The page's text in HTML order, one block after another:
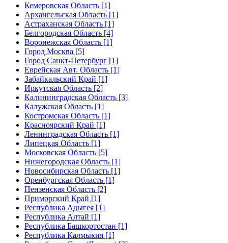
Кемеровская Область [1]
Архангельская Область [1]
Астраханская Область [1]
Белгородская Область [4]
Воронежская Область [1]
Город Москва [5]
Город Санкт-Петербург [1]
Еврейская Авт. Область [1]
Забайкальский Край [1]
Иркутская Область [2]
Калининградская Область [3]
Калужская Область [1]
Костромская Область [1]
Красноярский Край [1]
Ленинградская Область [1]
Липецкая Область [1]
Московская Область [5]
Нижегородская Область [1]
Новосибирская Область [1]
Оренбургская Область [1]
Пензенская Область [2]
Приморский Край [1]
Республика Адыгея [1]
Республика Алтай [1]
Республика Башкортостан [1]
Республика Калмыкия [1]